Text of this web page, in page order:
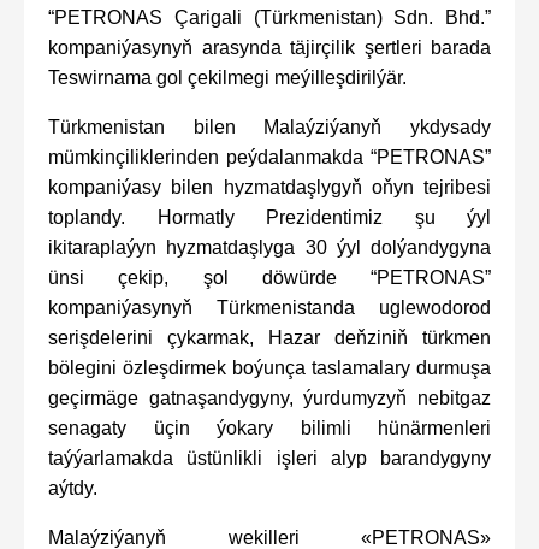
“PETRONAS Çarigali (Türkmenistan) Sdn. Bhd.”
kompaniýasynyň arasynda täjirçilik şertleri barada
Teswirnama gol çekilmegi meýilleşdirilýär.
Türkmenistan bilen Malaýziýanyň ykdysady
mümkinçiliklerinden peýdalanmakda “PETRONAS”
kompaniýasy bilen hyzmatdaşlygyň oňyn tejribesi
toplandy. Hormatly Prezidentimiz şu ýyl
ikitaraplaýyn hyzmatdaşlyga 30 ýyl dolýandygyna
ünsi çekip, şol döwürde “PETRONAS”
kompaniýasynyň Türkmenistanda uglewodorod
serişdelerini çykarmak, Hazar deňziniň türkmen
bölegini özleşdirmek boýunça taslamalary durmuşa
geçirmäge gatnaşandygyny, ýurdumyzyň nebitgaz
senagaty üçin ýokary bilimli hünärmenleri
taýýarlamakda üstünlikli işleri alyp barandygyny
aýtdy.
Malaýziýanyň wekilleri «PETRONAS»